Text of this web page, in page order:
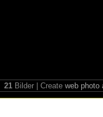
21Bilder | Create web photo